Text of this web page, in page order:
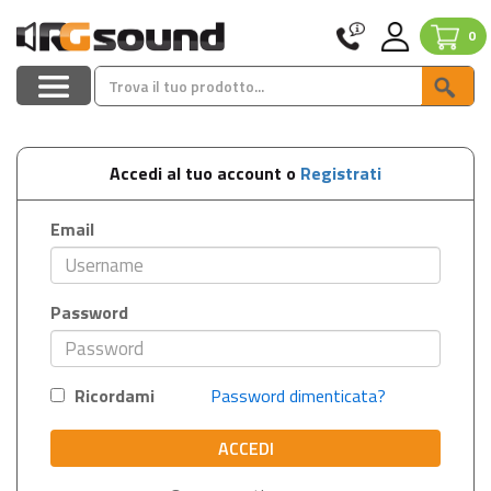
0
Accedi al tuo account o Registrati
Email
Password
Ricordami Password dimenticata?